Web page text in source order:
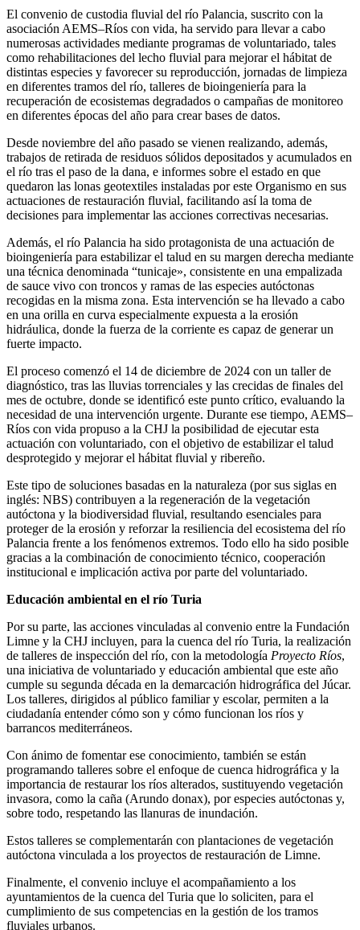
El convenio de custodia fluvial del río Palancia, suscrito con la
asociación AEMS–Ríos con vida, ha servido para llevar a cabo
numerosas actividades mediante programas de voluntariado, tales
como rehabilitaciones del lecho fluvial para mejorar el hábitat de
distintas especies y favorecer su reproducción, jornadas de limpieza
en diferentes tramos del río, talleres de bioingeniería para la
recuperación de ecosistemas degradados o campañas de monitoreo
en diferentes épocas del año para crear bases de datos.
Desde noviembre del año pasado se vienen realizando, además,
trabajos de retirada de residuos sólidos depositados y acumulados en
el río tras el paso de la dana, e informes sobre el estado en que
quedaron las lonas geotextiles instaladas por este Organismo en sus
actuaciones de restauración fluvial, facilitando así la toma de
decisiones para implementar las acciones correctivas necesarias.
Además, el río Palancia ha sido protagonista de una actuación de
bioingeniería para estabilizar el talud en su margen derecha mediante
una técnica denominada “tunicaje», consistente en una empalizada
de sauce vivo con troncos y ramas de las especies autóctonas
recogidas en la misma zona. Esta intervención se ha llevado a cabo
en una orilla en curva especialmente expuesta a la erosión
hidráulica, donde la fuerza de la corriente es capaz de generar un
fuerte impacto.
El proceso comenzó el 14 de diciembre de 2024 con un taller de
diagnóstico, tras las lluvias torrenciales y las crecidas de finales del
mes de octubre, donde se identificó este punto crítico, evaluando la
necesidad de una intervención urgente. Durante ese tiempo, AEMS–
Ríos con vida propuso a la CHJ la posibilidad de ejecutar esta
actuación con voluntariado, con el objetivo de estabilizar el talud
desprotegido y mejorar el hábitat fluvial y ribereño.
Este tipo de soluciones basadas en la naturaleza (por sus siglas en
inglés: NBS) contribuyen a la regeneración de la vegetación
autóctona y la biodiversidad fluvial, resultando esenciales para
proteger de la erosión y reforzar la resiliencia del ecosistema del río
Palancia frente a los fenómenos extremos. Todo ello ha sido posible
gracias a la combinación de conocimiento técnico, cooperación
institucional e implicación activa por parte del voluntariado.​
Educación ambiental en el río Turia
Por su parte, las acciones vinculadas al convenio entre la Fundación
Limne y la CHJ incluyen, para la cuenca del río Turia, la realización
de talleres de inspección del río, con la metodología Proyecto Ríos,
una iniciativa de voluntariado y educación ambiental que este año
cumple su segunda década en la demarcación hidrográfica del Júcar.
Los talleres, dirigidos al público familiar y escolar, permiten a la
ciudadanía entender cómo son y cómo funcionan los ríos y
barrancos mediterráneos.
Con ánimo de fomentar ese conocimiento, también se están
programando talleres sobre el enfoque de cuenca hidrográfica y la
importancia de restaurar los ríos alterados, sustituyendo vegetación
invasora, como la caña (Arundo donax), por especies autóctonas y,
sobre todo, respetando las llanuras de inundación.
Estos talleres se complementarán con plantaciones de vegetación
autóctona vinculada a los proyectos de restauración de Limne.
Finalmente, el convenio incluye el acompañamiento a los
ayuntamientos de la cuenca del Turia que lo soliciten, para el
cumplimiento de sus competencias en la gestión de los tramos
fluviales urbanos.